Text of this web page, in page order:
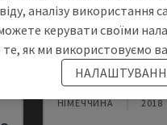
VJ 7230
VIDEOJET - ЛАЗЕРНИЙ
НІМЕЧЧИНА 2018
аналізу використання
керувати своїми
як ми використовуємо